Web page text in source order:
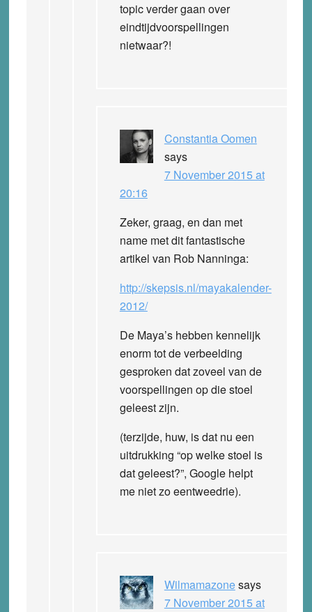
topic verder gaan over
eindtijdvoorspellingen
nietwaar?!
Constantia Oomen
says
7 November 2015 at
20:16
Zeker, graag, en dan met
name met dit fantastische
artikel van Rob Nanninga:
http://skepsis.nl/mayakalender-
2012/
De Maya’s hebben kennelijk
enorm tot de verbeelding
gesproken dat zoveel van de
voorspellingen op die stoel
geleest zijn.
(terzijde, huw, is dat nu een
uitdrukking “op welke stoel is
dat geleest?”, Google helpt
me niet zo eentweedrie).
Wilmamazonesays
7 November 2015 at